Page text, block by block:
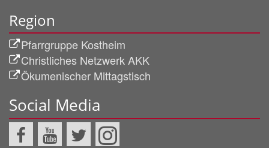
Region
Pfarrgruppe Kostheim
Christliches Netzwerk AKK
Ökumenischer Mittagstisch
Social Media